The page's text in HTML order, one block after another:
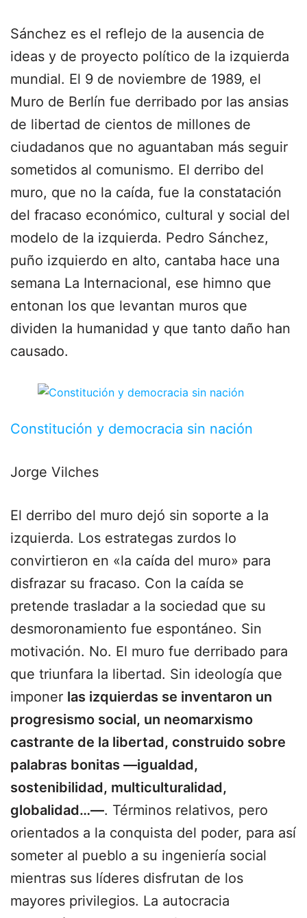
Sánchez es el reflejo de la ausencia de
ideas y de proyecto político de la izquierda
mundial. El 9 de noviembre de 1989, el
Muro de Berlín fue derribado por las ansias
de libertad de cientos de millones de
ciudadanos que no aguantaban más seguir
sometidos al comunismo. El derribo del
muro, que no la caída, fue la constatación
del fracaso económico, cultural y social del
modelo de la izquierda. Pedro Sánchez,
puño izquierdo en alto, cantaba hace una
semana La Internacional, ese himno que
entonan los que levantan muros que
dividen la humanidad y que tanto daño han
causado.
Constitución y democracia sin nación
Jorge Vilches
El derribo del muro dejó sin soporte a la
izquierda. Los estrategas zurdos lo
convirtieron en «la caída del muro» para
disfrazar su fracaso. Con la caída se
pretende trasladar a la sociedad que su
desmoronamiento fue espontáneo. Sin
motivación. No. El muro fue derribado para
que triunfara la libertad. Sin ideología que
imponer las izquierdas se inventaron un
progresismo social, un neomarxismo
castrante de la libertad, construido sobre
palabras bonitas —igualdad,
sostenibilidad, multiculturalidad,
globalidad…—. Términos relativos, pero
orientados a la conquista del poder, para así
someter al pueblo a su ingeniería social
mientras sus líderes disfrutan de los
mayores privilegios. La autocracia